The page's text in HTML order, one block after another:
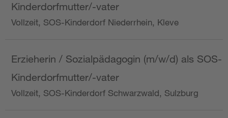
Kinderdorfmutter/-vater
Vollzeit, SOS-Kinderdorf Niederrhein, Kleve
Erzieherin / Sozialpädagogin (m/w/d) als SOS-
Kinderdorfmutter/-vater
Vollzeit, SOS-Kinderdorf Schwarzwald, Sulzburg